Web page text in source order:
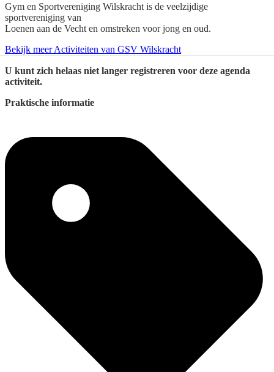
Gym en Sportvereniging Wilskracht is de veelzijdige
sportvereniging van
Loenen aan de Vecht en omstreken voor jong en oud.
Bekijk meer Activiteiten van GSV Wilskracht
U kunt zich helaas niet langer registreren voor deze agenda
activiteit.
Praktische informatie